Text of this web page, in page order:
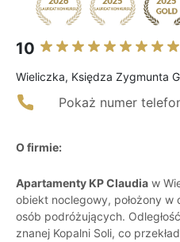
10
Wieliczka, Księdza Zygmunta
Pokaż numer
O firmie:
Apartamenty KP Claudia w
obiekt noclegowy, położony w
osób podróżujących.
znanej Kopalni Soli, co